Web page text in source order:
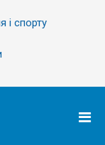
і спорту